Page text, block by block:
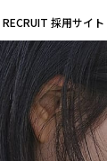
RECRUIT 採用サイト